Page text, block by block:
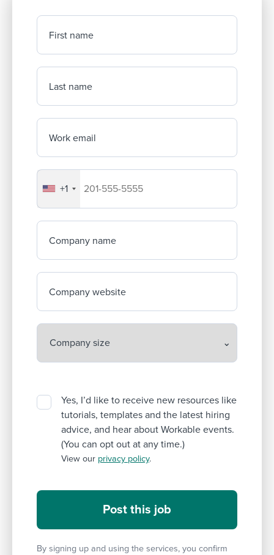
First name
Last name
Work email
Your company's phone number
+1
Company name
Company website
Yes, I’d like to receive new resources like
tutorials, templates and the latest hiring
advice, and hear about Workable events.
(You can opt out at any time.)
View our privacy policy.
By signing up and using the services, you confirm